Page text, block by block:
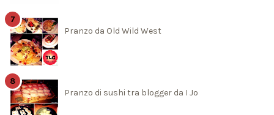
Pranzo da Old Wild West
Pranzo di sushi tra blogger da I Jo